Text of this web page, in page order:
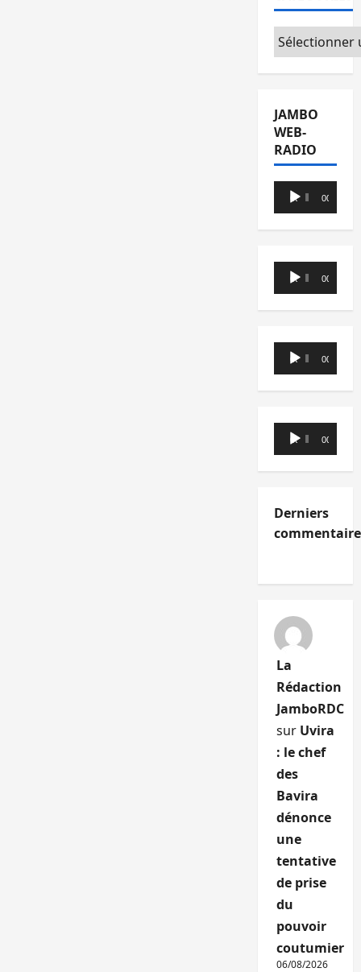
Catégories
JAMBO
WEB-
RADIO
Lecteur
audio
00:00 00:00
Lecteur
audio
00:00 00:00
Lecteur
audio
00:00 00:00
Lecteur
audio
00:00 00:00
Derniers
La
Rédaction
JamboRDC
sur Uvira
: le chef
des
Bavira
dénonce
une
tentative
de prise
du
pouvoir
coutumier
06/08/2026